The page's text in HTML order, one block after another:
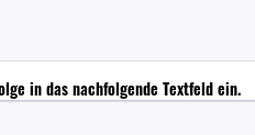
in das nachfolgende Textfeld ein.